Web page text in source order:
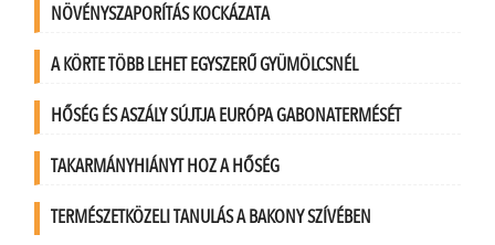
NÖVÉNYSZAPORÍTÁS KOCKÁZATA
A KÖRTE TÖBB LEHET EGYSZERŰ GYÜMÖLCSNÉL
HŐSÉG ÉS ASZÁLY SÚJTJA EURÓPA GABONATERMÉSÉT
TAKARMÁNYHIÁNYT HOZ A HŐSÉG
TERMÉSZETKÖZELI TANULÁS A BAKONY SZÍVÉBEN